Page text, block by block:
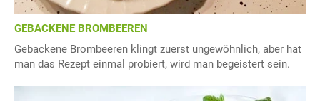
GEBACKENE BROMBEEREN
Gebackene Brombeeren klingt zuerst ungewöhnlich, aber hat
man das Rezept einmal probiert, wird man begeistert sein.